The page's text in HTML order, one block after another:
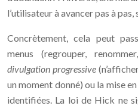
l’utilisateur à avancer pas à
Concrètement, cela peut
menus (regrouper,
divulgation progressive
un moment donné) ou la mise
identifiées. La loi de Hick ne